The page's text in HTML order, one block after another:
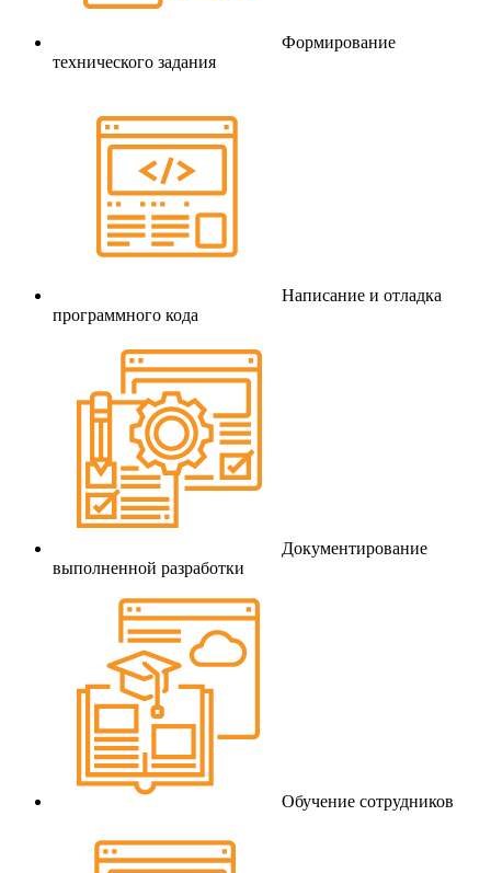
Формирование
технического задания
Написание и отладка
программного кода
Документирование
выполненной разработки
Обучение сотрудников